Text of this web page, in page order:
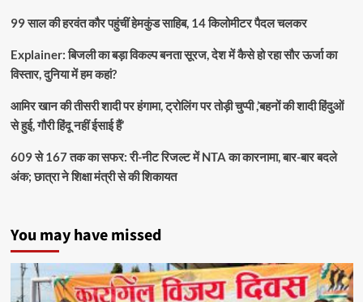
99 साल की हरवंत कौर पहुंचीं हेमकुंड साहिब, 14 किलोमीटर पैदल चलकर
Explainer: बिजली का बड़ा विकल्प बनता सूरज, देश में कैसे हो रहा सौर ऊर्जा का
विस्तार, दुनिया में हम कहां?
आमिर खान की तीसरी शादी पर हंगामा, ट्रोलिंग पर तोड़ी चुप्पी ,’बहनों की शादी हिंदुओं
से हुई, गौरी हिंदू नहीं ईसाई हैं’
609 से 167 तक का सफर: री-नीट रिजल्ट में NTA का कारनामा, बार-बार बदले
अंक; छात्रा ने शिक्षा मंत्री से की शिकायत
You may have missed